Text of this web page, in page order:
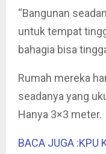
“Bangunan
untuk tempat
bahagia bisa
Rumah mereka
seadanya yang
Hanya 3×3 meter.
BACA JUGA